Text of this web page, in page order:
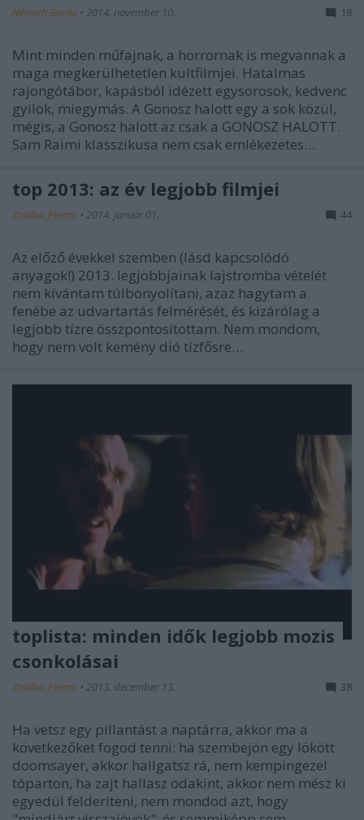
Németh Barna • 2014. november 10. 18
Mint minden műfajnak, a horrornak is megvannak a
maga megkerülhetetlen kultfilmjei. Hatalmas
rajongótábor, kapásból idézett egysorosok, kedvenc
gyilok, miegymás. A Gonosz halott egy a sok közül,
mégis, a Gonosz halott az csak a GONOSZ HALOTT.
Sam Raimi klasszikusa nem csak emlékezetes…
top 2013: az év legjobb filmjei
Zalaba_Ferenc • 2014. január 01. 44
Az előző évekkel szemben (lásd kapcsolódó
anyagok!) 2013. legjobbjainak lajstromba vételét
nem kívántam túlbonyolítani, azaz hagytam a
fenébe az udvartartás felmérését, és kizárólag a
legjobb tízre összpontosítottam. Nem mondom,
hogy nem volt kemény dió tízfősre…
toplista: minden idők legjobb mozis
csonkolásai
Zalaba_Ferenc • 2013. december 13. 38
Ha vetsz egy pillantást a naptárra, akkor ma a
következőket fogod tenni: ha szembejön egy lökött
doomsayer, akkor hallgatsz rá, nem kempingezel
tóparton, ha zajt hallasz odakint, akkor nem mész ki
egyedül felderíteni, nem mondod azt, hogy